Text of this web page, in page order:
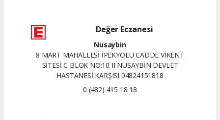
Değer Eczanesi
Nusaybin
8 MART MAHALLESİ İPEKYOLU CADDE VİKENT
SİTESİ C BLOK NO:10 II NUSAYBİN DEVLET
HASTANESİ KARŞISI 04824151818
0 (482) 415 18 18